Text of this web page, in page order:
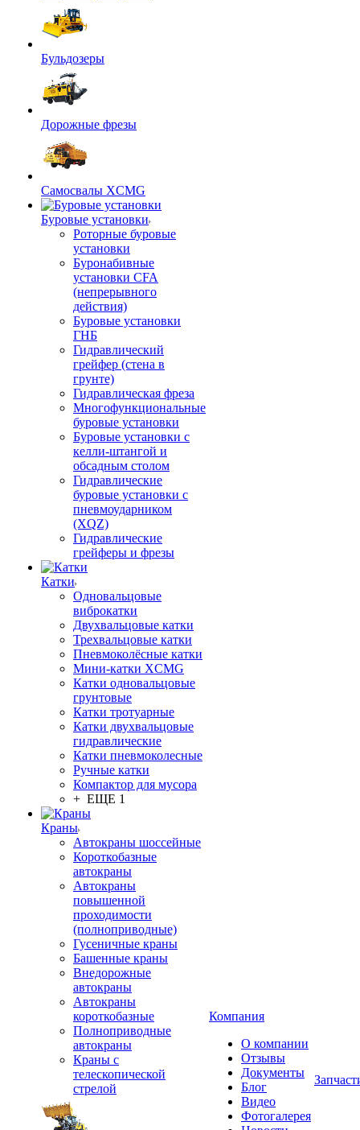
Бульдозеры
Дорожные фрезы
Самосвалы XCMG
Буровые установки
Роторные буровые
установки
Буронабивные
установки CFA
(непрерывного
действия)
Буровые установки
ГНБ
Гидравлический
грейфер (стена в
грунте)
Гидравлическая фреза
Многофункциональные
буровые установки
Буровые установки с
келли-штангой и
обсадным столом
Гидравлические
буровые установки с
пневмоударником
(XQZ)
Гидравлические
грейферы и фрезы
Катки
Одновальцовые
виброкатки
Двухвальцовые катки
Трехвальцовые катки
Пневмоколёсные катки
Мини-катки XCMG
Катки одновальцовые
грунтовые
Катки тротуарные
Катки двухвальцовые
гидравлические
Катки пневмоколесные
Ручные катки
Компактор для мусора
+ ЕЩЕ 1
Краны
Автокраны шоссейные
Короткобазные
автокраны
Автокраны
повышенной
проходимости
(полноприводные)
Гусеничные краны
Башенные краны
Внедорожные
автокраны
Автокраны
короткобазные
Полноприводные
автокраны
Краны с
телескопической
стрелой
Компания
О компании
Отзывы
Документы
Блог
Видео
Фотогалерея